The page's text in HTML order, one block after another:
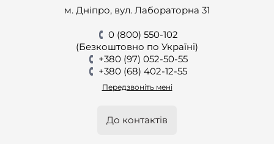
м. Дніпро, вул. Лабораторна 31
0 (800) 550-102
(Безкоштовно по Україні)
+380 (97) 052-50-55
+380 (68) 402-12-55
Передзвоніть мені
До контактів